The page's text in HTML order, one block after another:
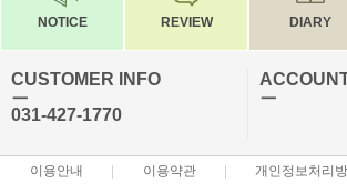
NOTICE REVIEW DIARY
CUSTOMER INFO
ㅡ
031-427-1770
ㅡ
이용안내 이용약관 개인정보처리